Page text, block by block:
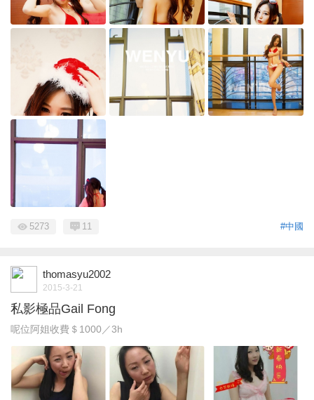
#中國
5273 11
thomasyu2002
2015-3-21
私影極品Gail Fong
呢位阿姐收費＄1000／3h